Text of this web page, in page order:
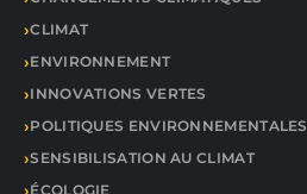
CLIMAT
ENVIRONNEMENT
INNOVATIONS VERTES
POLITIQUES ENVIRONNEMENTALES
SENSIBILISATION AU CLIMAT
ÉCOLOGIE